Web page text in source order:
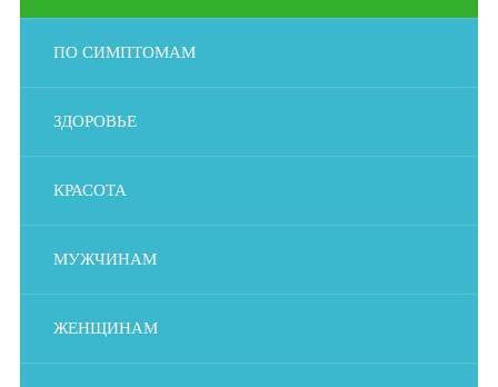
ПО СИМПТОМАМ
ЗДОРОВЬЕ
КРАСОТА
МУЖЧИНАМ
ЖЕНЩИНАМ